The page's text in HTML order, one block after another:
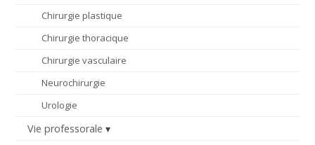
Chirurgie plastique
Chirurgie thoracique
Chirurgie vasculaire
Neurochirurgie
Urologie
Vie professorale